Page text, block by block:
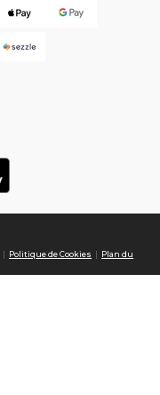
Politique de Cookies
Plan du